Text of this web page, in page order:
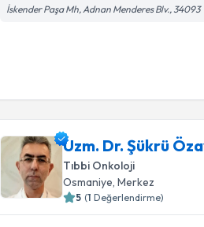
İskender Paşa Mh, Adnan Menderes Blv., 34093
Uzm. Dr. Şükrü
Tıbbi Onkoloji
Osmaniye, Merkez
5 (1 Değerlendirme)